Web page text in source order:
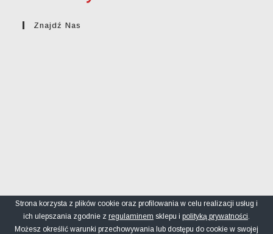
Znajdź Nas
Regulamin sklepu Polityka prywatności FAQ
Strona korzysta z plików cookie oraz profilowania w celu realizacji usług i
ich ulepszania zgodnie z regulaminem sklepu i polityką prywatności.
Możesz określić warunki przechowywania lub dostępu do cookie w swojej